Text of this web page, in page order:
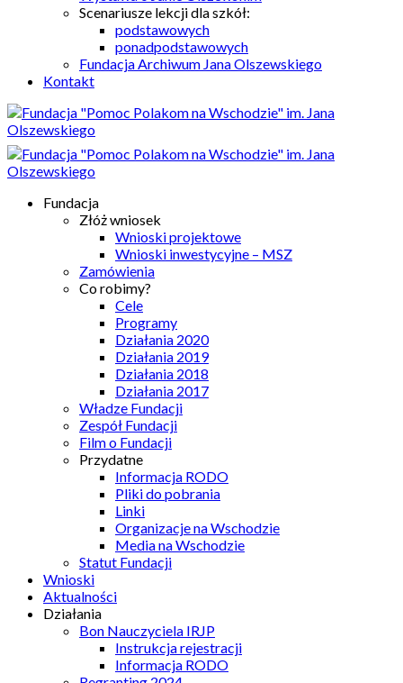
Scenariusze lekcji dla szkół:
podstawowych
ponadpodstawowych
Fundacja Archiwum Jana Olszewskiego
Kontakt
Fundacja
Złóż wniosek
Wnioski projektowe
Wnioski inwestycyjne – MSZ
Zamówienia
Co robimy?
Cele
Programy
Działania 2020
Działania 2019
Działania 2018
Działania 2017
Władze Fundacji
Zespół Fundacji
Film o Fundacji
Przydatne
Informacja RODO
Pliki do pobrania
Linki
Organizacje na Wschodzie
Media na Wschodzie
Statut Fundacji
Wnioski
Aktualności
Działania
Bon Nauczyciela IRJP
Instrukcja rejestracji
Informacja RODO